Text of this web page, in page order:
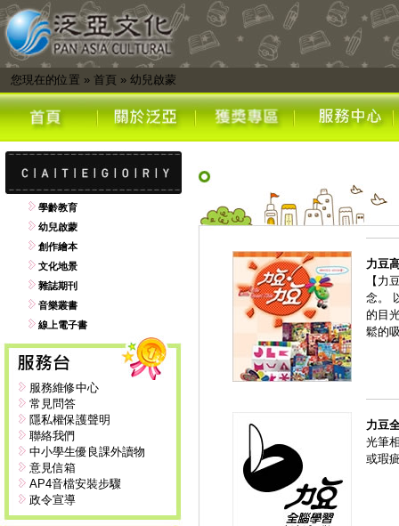
您現在的位置 » 首頁 » 幼兒啟蒙
學齡教育
幼兒啟蒙
創作繪本
文化地景
雜誌期刊
音樂叢書
線上電子書
服務維修中心
常見問答
隱私權保護聲明
聯絡我們
中小學生優良課外讀物
意見信箱
AP4音檔安裝步驟
政令宣導
力豆
【力
念。
的目
鬆的
力豆
光筆
或瑕